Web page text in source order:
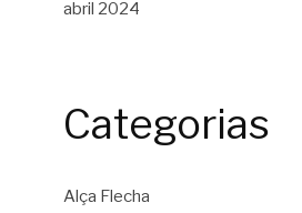
abril 2024
Categorias
Alça Flecha